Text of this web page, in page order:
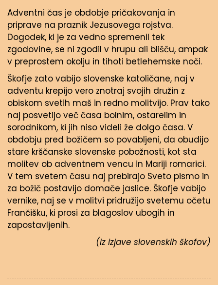
Adventni čas je obdobje pričakovanja in
priprave na praznik Jezusovega rojstva.
Dogodek, ki je za vedno spremenil tek
zgodovine, se ni zgodil v hrupu ali blišču, ampak
v preprostem okolju in tihoti betlehemske noči.
Škofje zato vabijo slovenske katoličane, naj v
adventu krepijo vero znotraj svojih družin z
obiskom svetih maš in redno molitvijo. Prav tako
naj posvetijo več časa bolnim, ostarelim in
sorodnikom, ki jih niso videli že dolgo časa. V
obdobju pred božičem so povabljeni, da obudijo
stare krščanske slovenske pobožnosti, kot sta
molitev ob adventnem vencu in Mariji romarici.
V tem svetem času naj prebirajo Sveto pismo in
za božič postavijo domače jaslice. Škofje vabijo
vernike, naj se v molitvi pridružijo svetemu očetu
Frančišku, ki prosi za blagoslov ubogih in
zapostavljenih.
(iz izjave slovenskih škofov)